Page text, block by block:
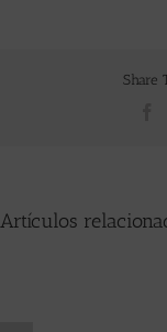
Share
Artículos